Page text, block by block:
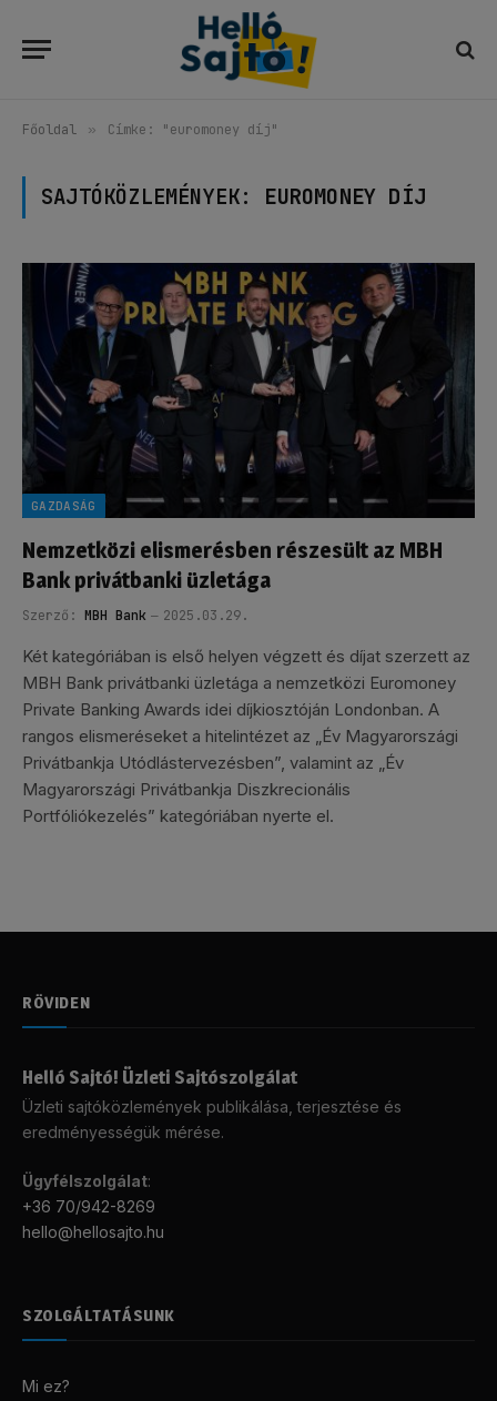
Főoldal » Címke: "euromoney díj"
SAJTÓKÖZLEMÉNYEK: EUROMONEY DÍJ
GAZDASÁG
Nemzetközi elismerésben részesült az MBH
Bank privátbanki üzletága
Szerző: MBH Bank 2025.03.29.
Két kategóriában is első helyen végzett és díjat szerzett az
MBH Bank privátbanki üzletága a nemzetközi Euromoney
Private Banking Awards idei díjkiosztóján Londonban. A
rangos elismeréseket a hitelintézet az „Év Magyarországi
Privátbankja Utódlástervezésben”, valamint az „Év
Magyarországi Privátbankja Diszkrecionális
Portfóliókezelés” kategóriában nyerte el.
RÖVIDEN
Helló Sajtó! Üzleti Sajtószolgálat
Üzleti sajtóközlemények publikálása, terjesztése és
eredményességük mérése.
Ügyfélszolgálat:
+36 70/942-8269
hello@hellosajto.hu
SZOLGÁLTATÁSUNK
Mi ez?